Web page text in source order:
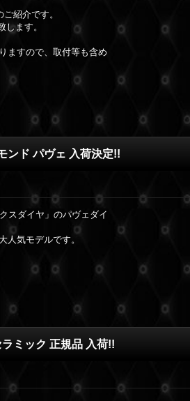
紹介です。
ます。
ますので、取付等も含め
ンド パヴェ 入荷決定!!
スダイヤ」のパヴェダイ
人気モデルです。
ミック 正規品 入荷!!